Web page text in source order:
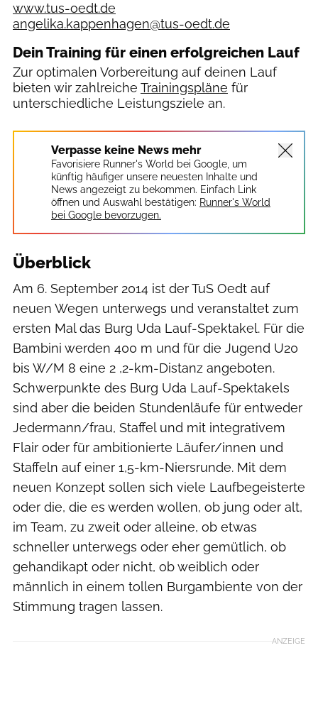
www.tus-oedt.de
angelika.kappenhagen@tus-oedt.de
Dein Training für einen erfolgreichen Lauf
Zur optimalen Vorbereitung auf deinen Lauf
bieten wir zahlreiche Trainingspläne für
unterschiedliche Leistungsziele an.
Verpasse keine News mehr
Favorisiere Runner's World bei Google, um
künftig häufiger unsere neuesten Inhalte und
News angezeigt zu bekommen. Einfach Link
öffnen und Auswahl bestätigen: Runner's World
bei Google bevorzugen.
Überblick
Am 6. September 2014 ist der TuS Oedt auf
neuen Wegen unterwegs und veranstaltet zum
ersten Mal das Burg Uda Lauf-Spektakel. Für die
Bambini werden 400 m und für die Jugend U20
bis W/M 8 eine 2 ,2-km-Distanz angeboten.
Schwerpunkte des Burg Uda Lauf-Spektakels
sind aber die beiden Stundenläufe für entweder
Jedermann/frau, Staffel und mit integrativem
Flair oder für ambitionierte Läufer/innen und
Staffeln auf einer 1,5-km-Niersrunde. Mit dem
neuen Konzept sollen sich viele Laufbegeisterte
oder die, die es werden wollen, ob jung oder alt,
im Team, zu zweit oder alleine, ob etwas
schneller unterwegs oder eher gemütlich, ob
gehandikapt oder nicht, ob weiblich oder
männlich in einem tollen Burgambiente von der
Stimmung tragen lassen.
ANZEIGE